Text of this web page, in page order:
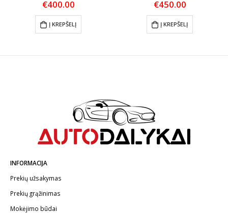
€400.00
Į KREPŠELĮ
€450.00
Į KREPŠELĮ
INFORMACIJA
Prekių užsakymas
Prekių grąžinimas
Mokėjimo būdai